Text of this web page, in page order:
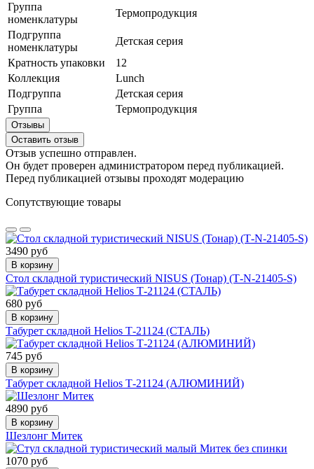
Группа
номенклатуры
Термопродукция
Подгруппа
номенклатуры
Детская серия
Кратность упаковки
12
Коллекция
Lunch
Подгруппа
Детская серия
Группа
Термопродукция
Отзывы
Оставить отзыв
Отзыв успешно отправлен.
Он будет проверен администратором перед публикацией.
Перед публикацией отзывы проходят модерацию
Сопутствующие товары
3490 руб
В корзину
Стол складной туристический NISUS (Тонар) (Т-N-21405-S)
680 руб
В корзину
Табурет складной Helios Т-21124 (СТАЛЬ)
745 руб
В корзину
Табурет складной Helios Т-21124 (АЛЮМИНИЙ)
4890 руб
В корзину
Шезлонг Митек
1070 руб